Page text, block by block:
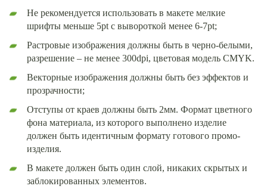
Не рекомендуется использовать в макете мелкие
шрифты меньше 5pt с вывороткой менее 6-7pt;
Растровые изображения должны быть в черно-белыми,
разрешение – не менее 300dpi, цветовая модель CMYK.
Векторные изображения должны быть без эффектов и
прозрачности;
Отступы от краев должны быть 2мм. Формат цветного
фона материала, из которого выполнено изделие
должен быть идентичным формату готового промо-
изделия.
В макете должен быть один слой, никаких скрытых и
заблокированных элементов.